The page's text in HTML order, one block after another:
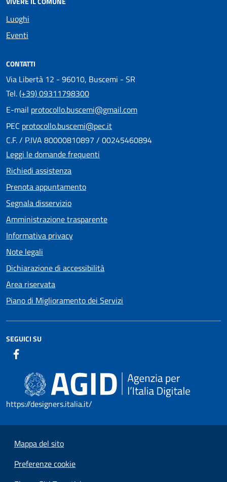
Luoghi
Eventi
CONTATTI
Via Libertà 12 - 96010, Buscemi - SR
Tel.(+39) 09311798300
E-mail protocollo.buscemi@gmail.com
PEC protocollo.buscemi@pec.it
C.F. / P.IVA 80000810897 / 00245460894
Leggi le domande frequenti
Richiedi assistenza
Prenota appuntamento
Segnala disservizio
Amministrazione trasparente
Informativa privacy
Note legali
Dichiarazione di accessibilità
Area riservata
Piano di Miglioramento dei Servizi
SEGUICI SU
https://designers.italia.it/
Mappa del sito
Preferenze cookie